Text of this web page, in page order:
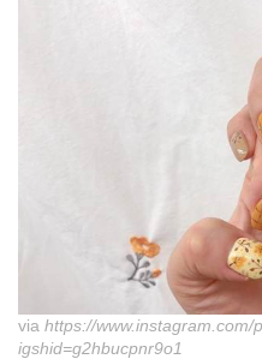
via https://www.instagram.com/
igshid=g2hbucpnr9o1